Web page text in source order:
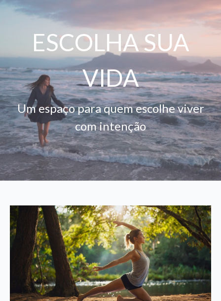
ESCOLHA SUA
VIDA
Um espaço para quem escolhe viver
com intenção